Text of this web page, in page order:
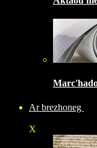
Ar brezhoneg
X